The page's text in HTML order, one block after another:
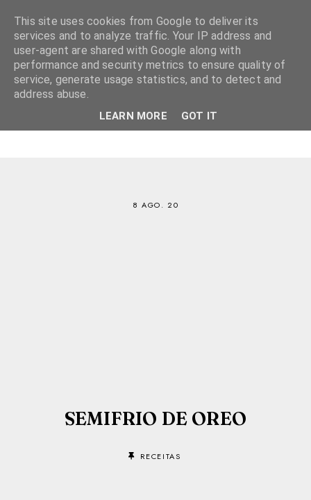
8 AGO. 20
SEMIFRIO DE OREO
RECEITAS
This site uses cookies from Google to deliver its
services and to analyze traffic. Your IP address and
user-agent are shared with Google along with
performance and security metrics to ensure quality of
service, generate usage statistics, and to detect and
address abuse.
LEARN MORE GOT IT